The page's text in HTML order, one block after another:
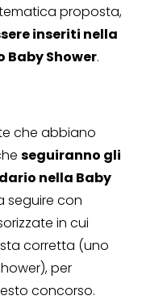
proposta,
inseriti nella
Baby Shower.
che abbiano
seguiranno gli
nella Baby
seguire con
in cui
corretta (uno
per
concorso.